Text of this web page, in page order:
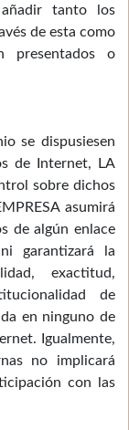
tanto los
de esta como
presentados o
se dispusiesen
de Internet, LA
sobre dichos
asumirá
de algún enlace
garantizará la
exactitud,
de
en ninguno de
Igualmente,
no implicará
con las